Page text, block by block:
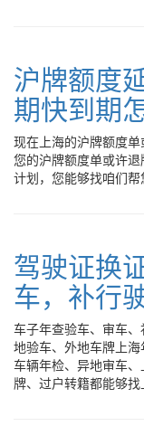
沪牌额度
期快到期
现在上海的沪牌额度
您的沪牌额度单或许
计划，您能够找咱们帮
驾驶证换
车，补行
车子年查验车、审车
地验车、外地车牌上海
车辆年检、异地审车
牌、过户转籍都能够找